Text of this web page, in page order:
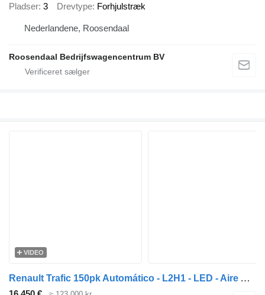
Pladser 3 Drevtype Forhjulstræk
Nederlandene, Roosendaal
Roosendaal Bedrijfswagencentrum BV
VIDEO
Renault Trafic 150pk Automático - L2H1 - LED - Aire Acondicionado - Cont